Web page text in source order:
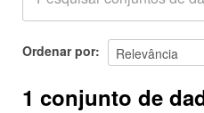
Sobre
Ordenar por
1 conjunto de